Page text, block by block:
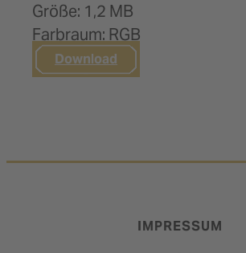
Größe: 1,2 MB
Farbraum: RGB
Download
IMPRESSUM